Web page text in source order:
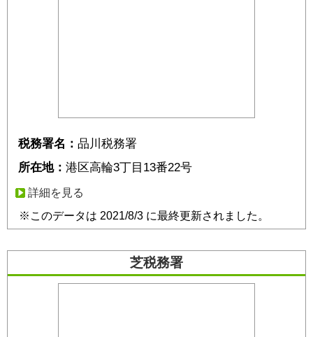
税務署名： 品川税務署
所在地： 港区高輪3丁目13番22号
詳細を見る
※このデータは 2021/8/3 に最終更新されました。
芝税務署